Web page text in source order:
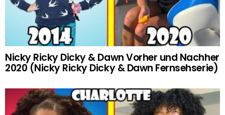
Nicky Ricky Dicky & Dawn Vorher und Nachher
2020 (Nicky Ricky Dicky & Dawn Fernsehserie)